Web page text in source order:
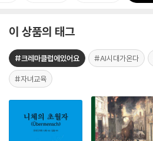
이 상품의 태그
#크레마클럽에있어요 #AI시대가온다
#자녀교육